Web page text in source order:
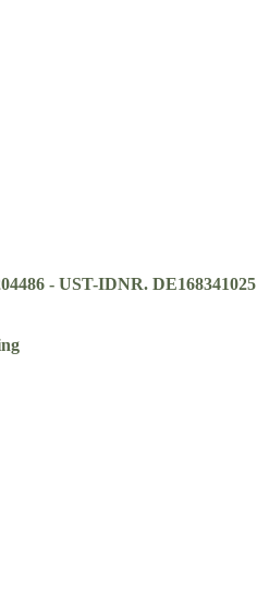
- UST-IDNR. DE168341025